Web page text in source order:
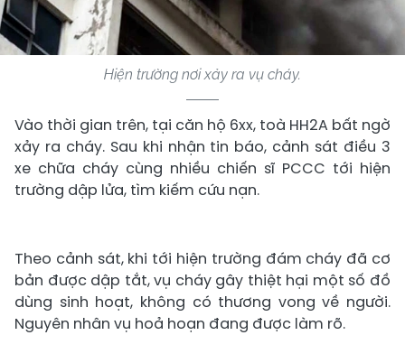
Hiện trường nơi xảy ra vụ cháy.
Vào thời gian trên, tại căn hộ 6xx, toà HH2A bất ngờ
xảy ra cháy. Sau khi nhận tin báo, cảnh sát điều 3
xe chữa cháy cùng nhiều chiến sĩ PCCC tới hiện
trường dập lửa, tìm kiếm cứu nạn.
Theo cảnh sát, khi tới hiện trường đám cháy đã cơ
bản được dập tắt, vụ cháy gây thiệt hại một số đồ
dùng sinh hoạt, không có thương vong về người.
Nguyên nhân vụ hoả hoạn đang được làm rõ.